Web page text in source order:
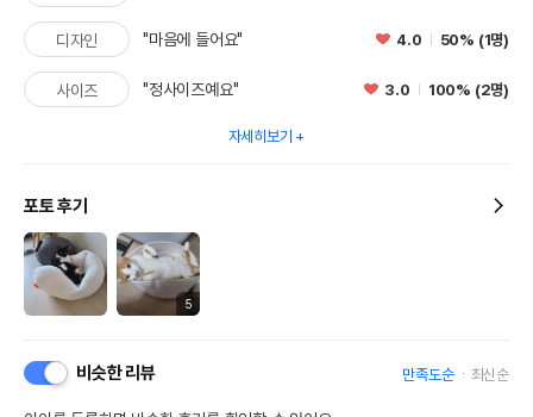
디자인 "마음에 들어요" 4.0 50% (1명)
사이즈 "정사이즈예요" 3.0 100% (2명)
자세히보기
포토 후기
5
비슷한 리뷰 만족도순 최신순